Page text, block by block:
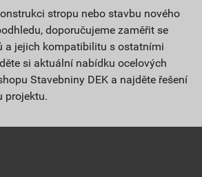
stropu nebo stavbu nového
doporučujeme zaměřit se
a jejich kompatibilitu s ostatními
si aktuální nabídku ocelových
Stavebniny DEK a najděte řešení
projektu.